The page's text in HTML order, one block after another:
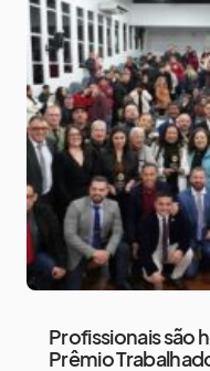
Profissionais são
Prêmio